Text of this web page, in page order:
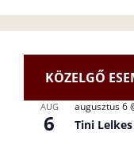
KÖZELGŐ
AUG
6
augusztus 6
Tini